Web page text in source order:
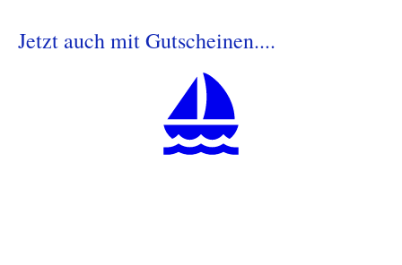
Jetzt auch mit Gutscheinen....